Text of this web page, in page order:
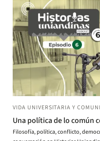
VIDA UNIVERSITARIA Y
Una política de lo común
Filosofía, política, conflicto,